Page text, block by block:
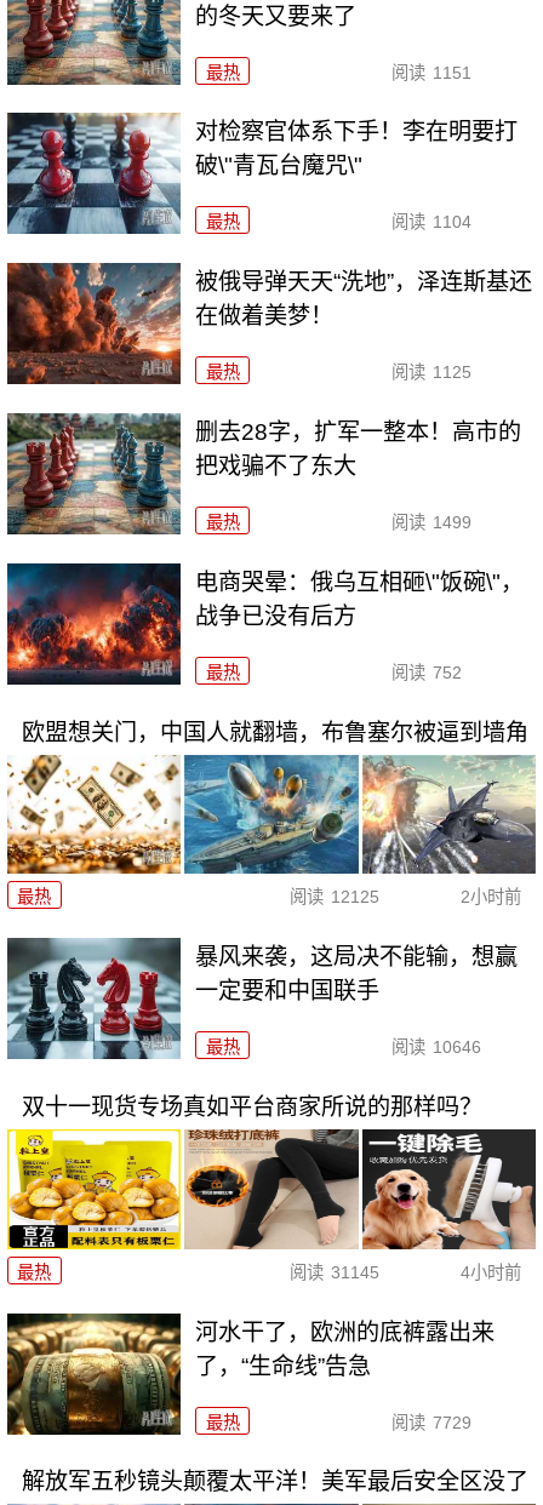
的冬天又要来了
最热 阅读 1151
对检察官体系下手！李在明要打
破\"青瓦台魔咒\"
最热 阅读 1104
被俄导弹天天“洗地”，泽连斯基还
在做着美梦！
最热 阅读 1125
删去28字，扩军一整本！高市的
把戏骗不了东大
最热 阅读 1499
电商哭晕：俄乌互相砸\"饭碗\"，
战争已没有后方
最热 阅读 752
欧盟想关门，中国人就翻墙，布鲁塞尔被逼到墙角
最热 阅读 12125 2小时前
暴风来袭，这局决不能输，想赢
一定要和中国联手
最热 阅读 10646
双十一现货专场真如平台商家所说的那样吗？
最热 阅读 31145 4小时前
河水干了，欧洲的底裤露出来
了，“生命线”告急
最热 阅读 7729
解放军五秒镜头颠覆太平洋！美军最后安全区没了